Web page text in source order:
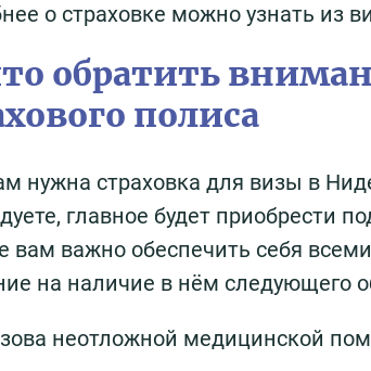
о страховке можно узнать из
обратить
полиса
нужна страховка для визы в
главное будет приобрести
вам важно обеспечить себя
на наличие в нём следующего
неотложной медицинской